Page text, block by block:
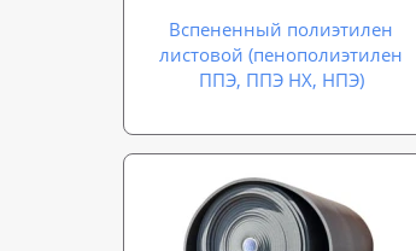
Вспененный полиэтилен
листовой (пенополиэтилен
ППЭ, ППЭ НХ, НПЭ)